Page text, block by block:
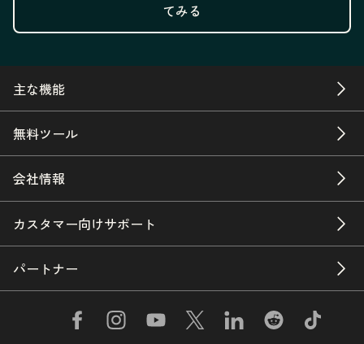
てみる
主な機能
無料ツール
会社情報
カスタマー向けサポート
パートナー